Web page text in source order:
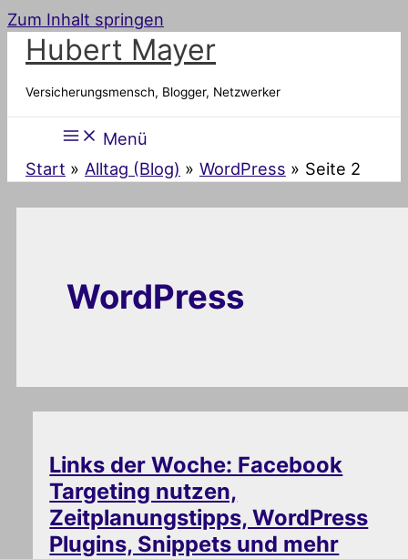
Zum Inhalt springen
Hubert Mayer
Versicherungsmensch, Blogger, Netzwerker
Menü
Start
Alltag (Blog) WordPress Seite 2
WordPress
Links der Woche: Facebook
Targeting nutzen,
Zeitplanungstipps, WordPress
Plugins, Snippets und mehr